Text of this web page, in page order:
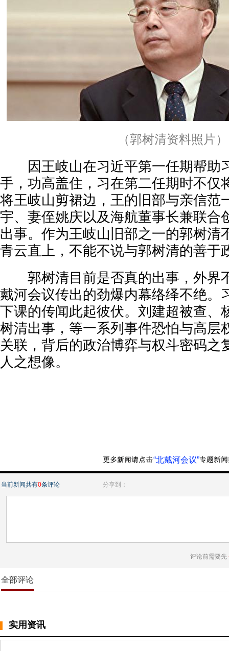
（郭树清资料照片）
因王岐山在习近平第一任期帮助
手，功高盖住，习在第二任期时不仅
将王岐山剪裙边，王的旧部与亲信范
宇、妻侄姚庆以及海航董事长兼联合
出事。作为王岐山旧部之一的郭树清
青云直上，不能不说与郭树清的善于
郭树清目前是否真的出事，外界
戴河会议传出的劲爆内幕络绎不绝。
下课的传闻此起彼伏。刘建超被查、
树清出事，等一系列事件恐怕与高层
关联，背后的政治博弈与权斗密码之
人之想像。
“北戴河会议”
当前新闻共有0条评论 分享到：
评论前需要先
全部评论
实用资讯